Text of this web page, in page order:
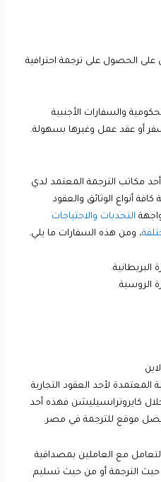
الحصول على ترجمة احترافية
والسفارات الأجنبية
أو عقد عمل وغيرها بسهولة.
مكاتب الترجمة المعتمد لدي
أنواع الوثائق والعقود
التحديات والاحتياجات
، ومن هذه السفارات ما يلي.
الروسية.
لأحد العقود التجارية
كايروترانسيليشن فهذه أحد
موقع للترجمة في مصر.
مع العاملين بمصداقية
حيث الترجمة أو من حيث تسليم